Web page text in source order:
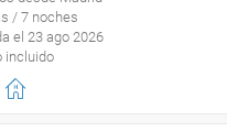
/ 7 noches
el 23 ago 2026
incluido